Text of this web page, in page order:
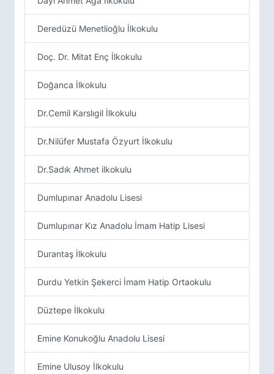
Deredüzü Menetlioğlu İlkokulu
Doç. Dr. Mitat Enç İlkokulu
Doğanca İlkokulu
Dr.Cemil Karslıgil İlkokulu
Dr.Nilüfer Mustafa Özyurt İlkokulu
Dr.Sadık Ahmet ilkokulu
Dumlupınar Anadolu Lisesi
Dumlupınar Kız Anadolu İmam Hatip Lisesi
Durantaş İlkokulu
Durdu Yetkin Şekerci İmam Hatip Ortaokulu
Düztepe İlkokulu
Emine Konukoğlu Anadolu Lisesi
Emine Ulusoy İlkokulu